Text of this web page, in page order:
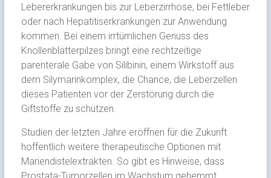
Lebererkrankungen bis zur Leberzirrhose, bei Fettleber
oder nach Hepatitiserkrankungen zur Anwendung
kommen. Bei einem irrtümlichen Genuss des
Knollenblätterpilzes bringt eine rechtzeitige
parenterale Gabe von Silibinin, einem Wirkstoff aus
dem Silymarinkomplex, die Chance, die Leberzellen
dieses Patienten vor der Zerstörung durch die
Giftstoffe zu schützen.
Studien der letzten Jahre eröffnen für die Zukunft
hoffentlich weitere therapeutische Optionen mit
Mariendistelextrakten. So gibt es Hinweise, dass
Prostata-Tumorzellen im Wachstum gehemmt